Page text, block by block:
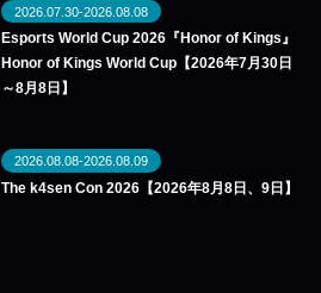
2026.07.30-2026.08.08
Esports World Cup 2026『Honor of Kings』
Honor of Kings World Cup【2026年7月30日
～8月8日】
2026.08.08-2026.08.09
The k4sen Con 2026【2026年8月8日、9日】